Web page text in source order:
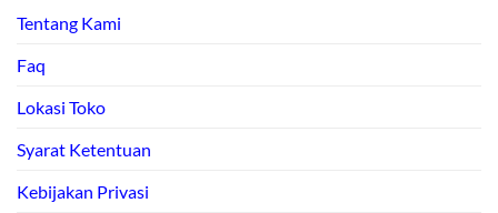
Tentang Kami
Faq
Lokasi Toko
Syarat Ketentuan
Kebijakan Privasi